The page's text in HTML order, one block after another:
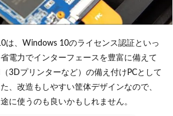
は、Windows 10のライセンス認証といっ
電力でインターフェースを豊富に備えて
3Dプリンターなど）の備え付けPCとして
、改造もしやすい筐体デザインなので、
に使うのも良いかもしれません。